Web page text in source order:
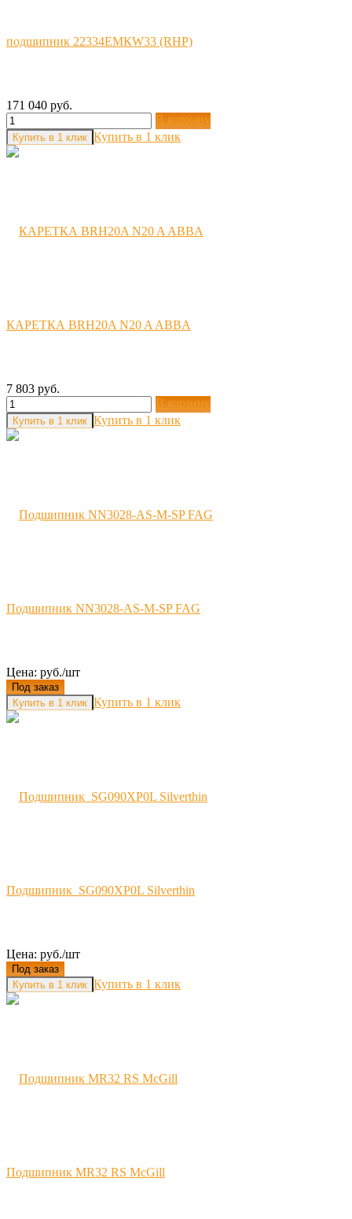
подшипник 22334EMКW33 (RHP)
171 040 руб.
В корзину
Купить в 1 клик
КАРЕТКА BRH20A N20 A ABBA
7 803 руб.
В корзину
Купить в 1 клик
Подшипник NN3028-AS-M-SP FAG
Цена: руб./шт
Под заказ
Купить в 1 клик
Подшипник SG090XP0L Silverthin
Цена: руб./шт
Под заказ
Купить в 1 клик
Подшипник MR32 RS McGill